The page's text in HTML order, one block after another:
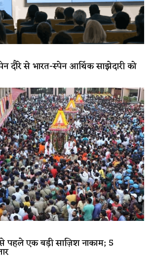
दौरे से भारत-स्पेन आर्थिक साझेदारी को
से पहले एक बड़ी साज़िश नाकाम; 5